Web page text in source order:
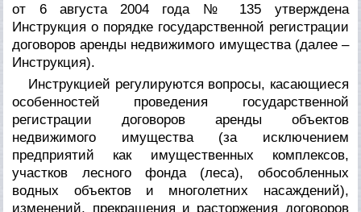
от 6 августа 2004 года № 135 утверждена
Инструкция о порядке государственной регистрации
договоров аренды недвижимого имущества (далее –
Инструкция).
Инструкцией регулируются вопросы, касающиеся
особенностей проведения государственной
регистрации договоров аренды объектов
недвижимого имущества (за исключением
предприятий как имущественных комплексов,
участков лесного фонда (леса), обособленных
водных объектов и многолетних насаждений),
изменений, прекращения и расторжения договоров